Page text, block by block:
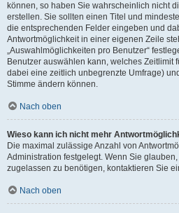
können, so haben Sie wahrscheinlich nicht
erstellen. Sie sollten einen Titel und
die entsprechenden Felder eingeben und
Antwortmöglichkeit in einer eigenen Zeile
„Auswahlmöglichkeiten pro Benutzer“
Benutzer auswählen kann, welches Zeitlimit
dabei eine zeitlich unbegrenzte Umfrage)
Stimme ändern können.
Nach oben
Wieso kann ich nicht mehr
Die maximal zulässige Anzahl von
Administration festgelegt. Wenn Sie
zugelassen zu benötigen, kontaktieren Sie
Nach oben